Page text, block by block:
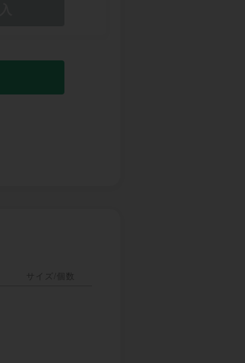
サイズ/個数